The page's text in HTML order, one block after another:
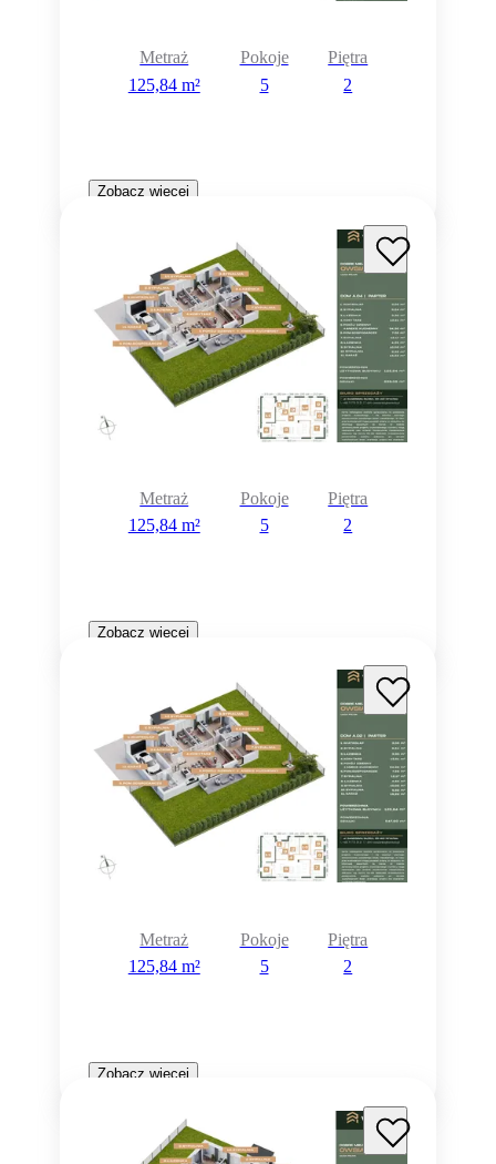
Metraż
125,84 m²
Pokoje
5
Piętra
2
Zobacz więcej
Metraż
125,84 m²
Pokoje
5
Piętra
2
Zobacz więcej
Metraż
125,84 m²
Pokoje
5
Piętra
2
Zobacz więcej